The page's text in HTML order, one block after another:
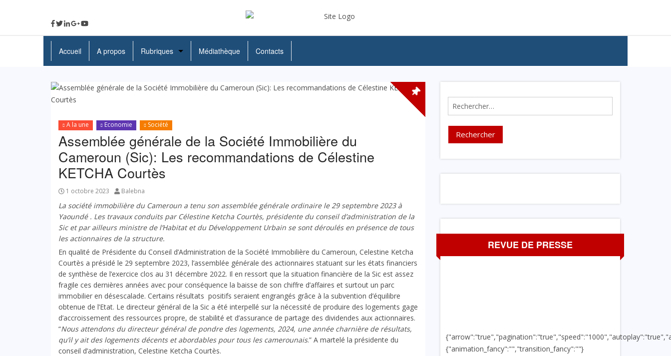
Accueil A propos Rubriques
Politique
Education
Société
Santé
Culture
Médiathèque Contacts
A la une Economie Société
Assemblée générale de la Société Immobilière du
Cameroun (Sic): Les recommandations de Célestine
KETCHA Courtès
1 octobre 2023 Balebna
La société immobilière du Cameroun a tenu son assemblée générale ordinaire le 29 septembre 2023 à
Yaoundé. Les travaux conduits par Célestine Ketcha Courtès, présidente du conseil d’administration de la
Sic et par ailleurs ministre de l’Habitat et du Développement Urbain se sont déroulés en présence de tous
les actionnaires de la structure.
En qualité de Présidente du Conseil d’Administration de la Société Immobilière du Cameroun, Celestine Ketcha
Courtès a présidé le 29 septembre 2023, l’assemblée générale des actionnaires statuant sur les états financiers
de synthèse de l’exercice clos au 31 décembre 2022. Il en ressort que la situation financière de la Sic est assez
fragile ces dernières années avec pour conséquence la baisse de son chiffre d’affaires et surtout un parc
immobilier en désescalade. Certains résultats positifs seraient engrangés grâce à la subvention d’équilibre
obtenue de l’Etat. Le directeur général de la Sic a été interpellé sur la nécessité de produire des logements gage
d’accroissement des ressources propre, de stabilité et d’assurance de partage des dividendes aux actionnaires.
“Nous attendons du directeur général de pondre des logements, 2024, une année charnière de résultats,
qu’il y ait des logements décents et abordables pour tous les camerounais.” A martelé la présidente du
conseil d’administration, Celestine Ketcha Courtès.
Rechercher :
REVUE DE PRESSE
{"animation_fancy":"","transition_fancy":""}